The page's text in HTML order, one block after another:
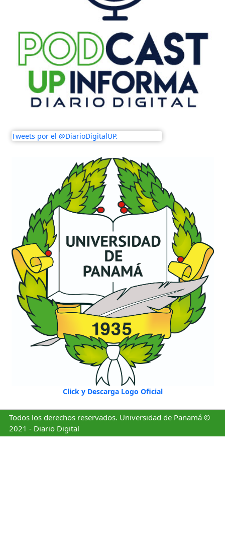
Tweets por el @DiarioDigitalUP.
Click y Descarga Logo Oficial
Todos los derechos reservados. Universidad de Panamá ©
2021 - Diario Digital